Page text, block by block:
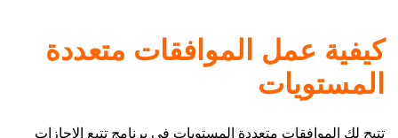
كيفية عمل الموافقات متعددة
المستويات
تتيح لك الموافقات متعددة المستويات في برنامج تتبع الإجازات